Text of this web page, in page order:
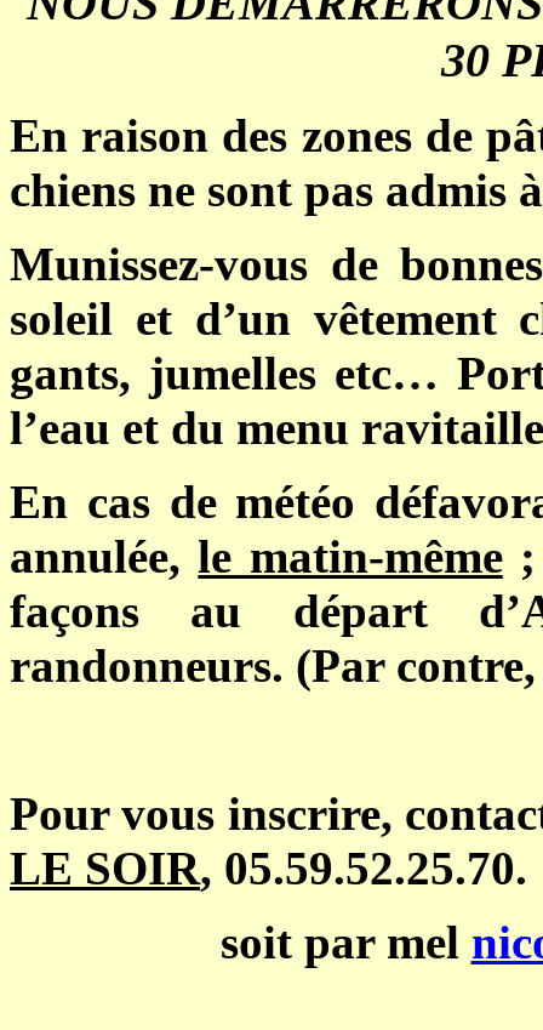
30
En raison des zones de
chiens ne sont pas admis
Munissez-vous de
soleil et d’un vêtement
gants, jumelles etc…
l’eau et du menu
En cas de météo
annulée,le matin-même;
façons au départ
randonneurs. (Par
Pour vous inscrire,
LE SOIR, 05.59.52.25.70.
soit par mel